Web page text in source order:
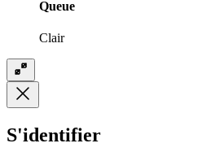
Queue
Clair
S'identifier